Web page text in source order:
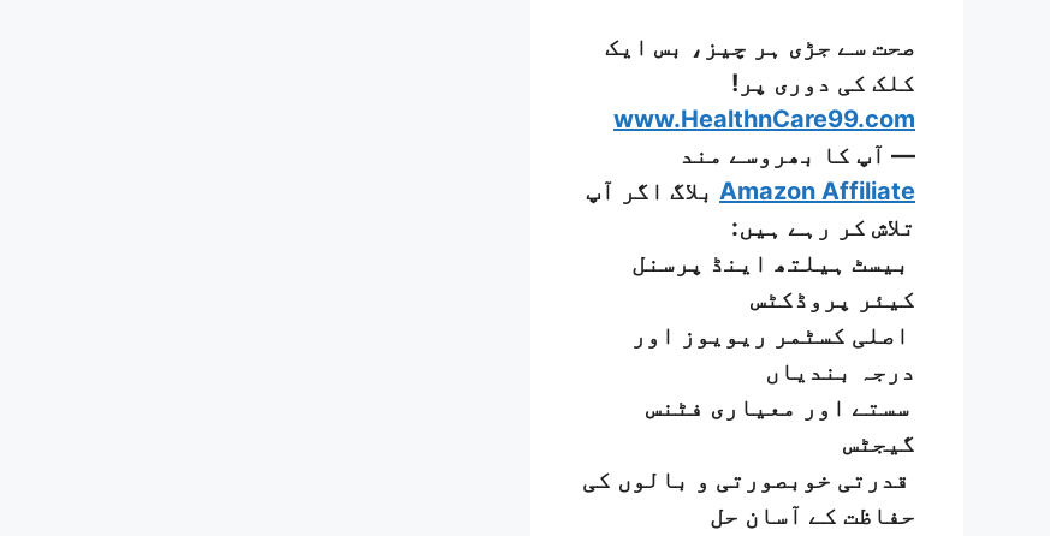
صحت سے جڑی ہر چیز، بس ایک
کلک کی دوری پر!
www.HealthnCare99.com
— آپ کا بھروسے مند
Amazon Affiliate بلاگ اگر آپ
تلاش کر رہے ہیں:
بیسٹ ہیلتھ اینڈ پرسنل
کیئر پروڈکٹس
اصلی کسٹمر ریویوز اور
درجہ بندیاں
سستے اور معیاری فٹنس
گیجٹس
قدرتی خوبصورتی و بالوں کی
حفاظت کے آسان حل